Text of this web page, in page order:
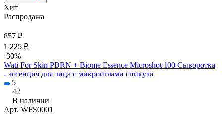
Хит
Распродажа
857 ₽
1 225 ₽
-30%
Wati For Skin PDRN + Biome Essence Microshot 100 Сыворотка
- эссенция для лица с микроиглами спикула
5
42
В наличии
Арт. WFS0001